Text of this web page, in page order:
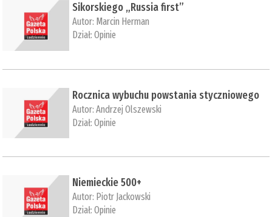
Sikorskiego „Russia first”
Autor: Marcin Herman
Dział:Opinie
Rocznica wybuchu powstania styczniowego
Autor:Andrzej Olszewski
Dział:Opinie
Niemieckie 500+
Autor: Piotr Jackowski
Dział:Opinie